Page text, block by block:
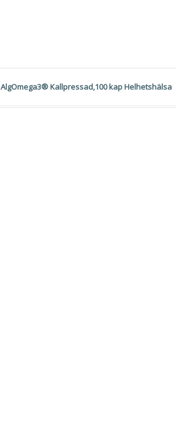
AlgOmega3® Kallpressad,100 kap Helhetshälsa